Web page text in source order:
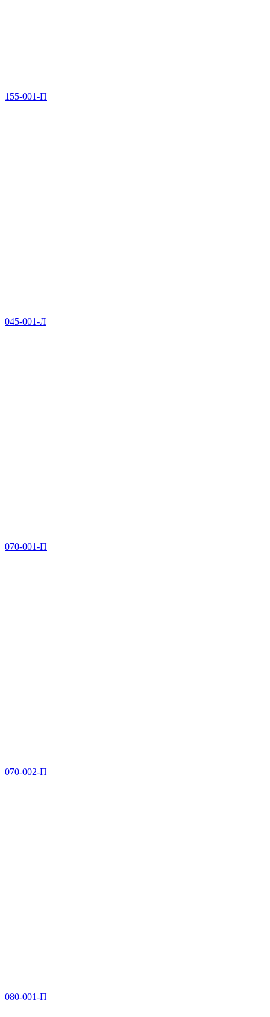
155-001-П
045-001-Л
070-001-П
070-002-П
080-001-П